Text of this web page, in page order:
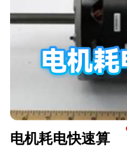
电机耗电快速算